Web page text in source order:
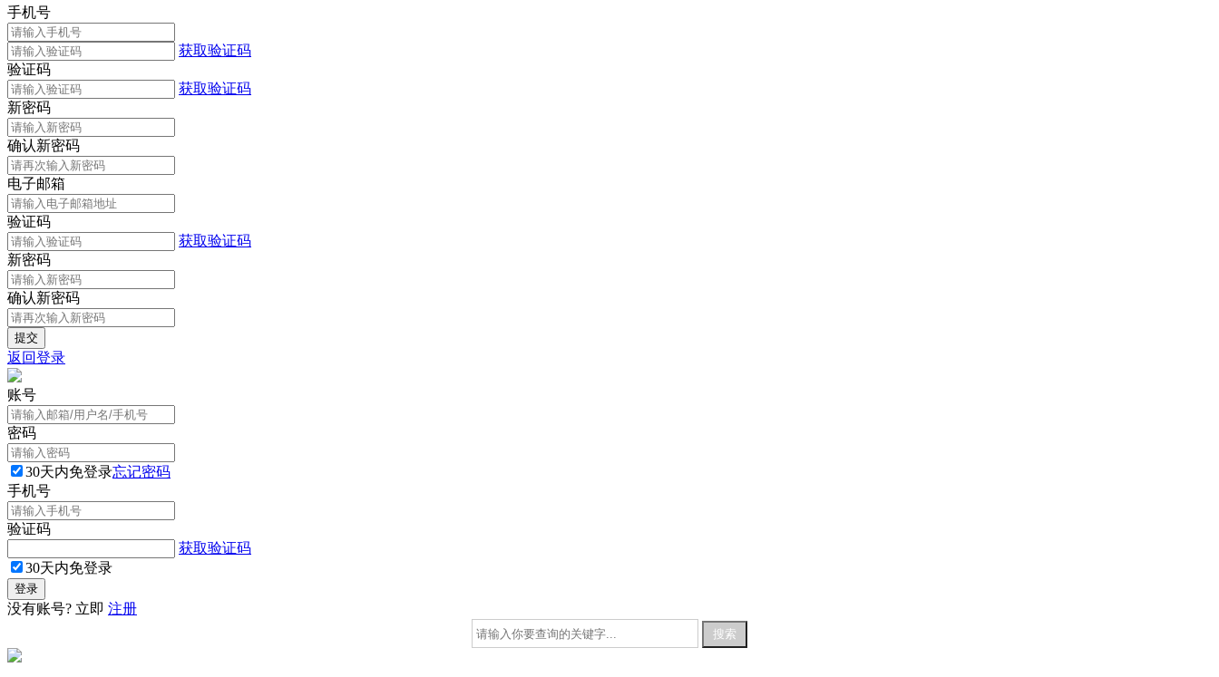
手机号
获取验证码
验证码
获取验证码
新密码
确认新密码
电子邮箱
验证码
获取验证码
新密码
确认新密码
返回登录
账号
密码
30天内免登录忘记密码
手机号
验证码
获取验证码
30天内免登录
没有账号? 立即 注册